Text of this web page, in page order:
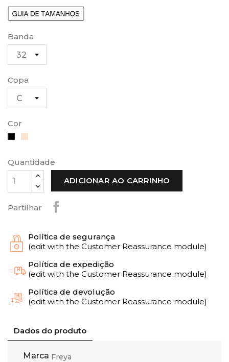
Banda
Copa
Cor
Preto
Quantidade
ADICIONAR AO CARRINHO
Partilhar
Política de segurança
(edit with the Customer Reassurance module)
Política de expedição
(edit with the Customer Reassurance module)
Política de devolução
(edit with the Customer Reassurance module)
Dados do produto
Marca Freya